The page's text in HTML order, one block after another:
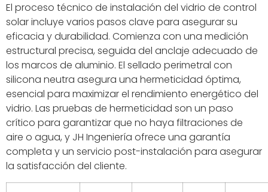
El proceso técnico de instalación del vidrio de control
solar incluye varios pasos clave para asegurar su
eficacia y durabilidad. Comienza con una medición
estructural precisa, seguida del anclaje adecuado de
los marcos de aluminio. El sellado perimetral con
silicona neutra asegura una hermeticidad óptima,
esencial para maximizar el rendimiento energético del
vidrio. Las pruebas de hermeticidad son un paso
crítico para garantizar que no haya filtraciones de
aire o agua, y JH Ingeniería ofrece una garantía
completa y un servicio post-instalación para asegurar
la satisfacción del cliente.